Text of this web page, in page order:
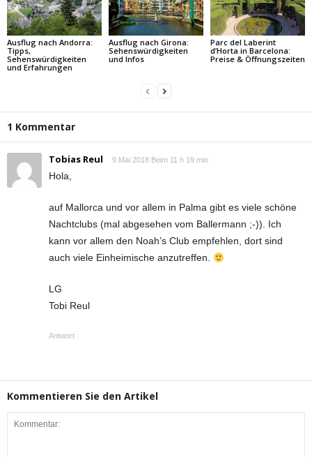
Ausflug nach Andorra:
Tipps,
Sehenswürdigkeiten
und Erfahrungen
Ausflug nach Girona:
Sehenswürdigkeiten
und Infos
Parc del Laberint
d’Horta in Barcelona:
Preise & Öffnungszeiten
1 Kommentar
Tobias Reul 9 Mai 2018 Beim 11 h 19 min
Hola,
auf Mallorca und vor allem in Palma gibt es viele schöne
Nachtclubs (mal abgesehen vom Ballermann ;-)). Ich
kann vor allem den Noah’s Club empfehlen, dort sind
auch viele Einheimische anzutreffen.
LG
Tobi Reul
Antwort
Kommentieren Sie den Artikel